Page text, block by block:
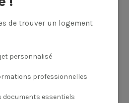
de trouver un logement
personnalisé
professionnelles
documents essentiels